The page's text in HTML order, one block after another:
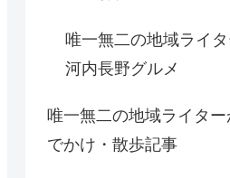
唯一無二の地域ライ
河内長野グルメ
唯一無二の地域ライタ
でかけ・散歩記事